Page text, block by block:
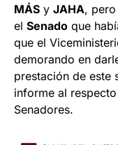
MÁS y JAHA,
el Senado que
que el
demorando en
prestación de este
informe al
Senadores.